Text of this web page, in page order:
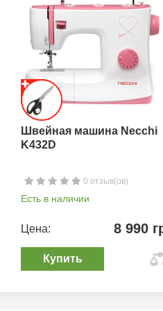
Швейная машина Necchi
K432D
0 отзыв(ов)
Есть в наличии
Цена: 8 990
Купить